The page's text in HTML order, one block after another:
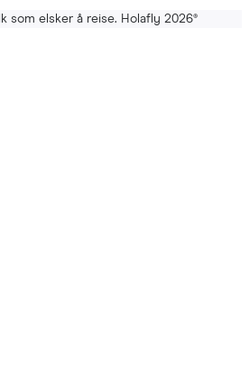
som elsker å reise. Holafly 2026®